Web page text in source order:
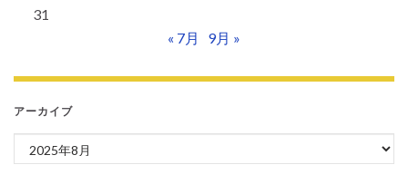
31
« 7月
9月 »
アーカイブ
アーカイブ